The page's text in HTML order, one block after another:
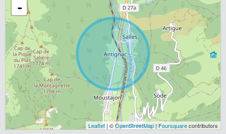
-
Leaflet | ©OpenStreetMap|Foursquarecontributors